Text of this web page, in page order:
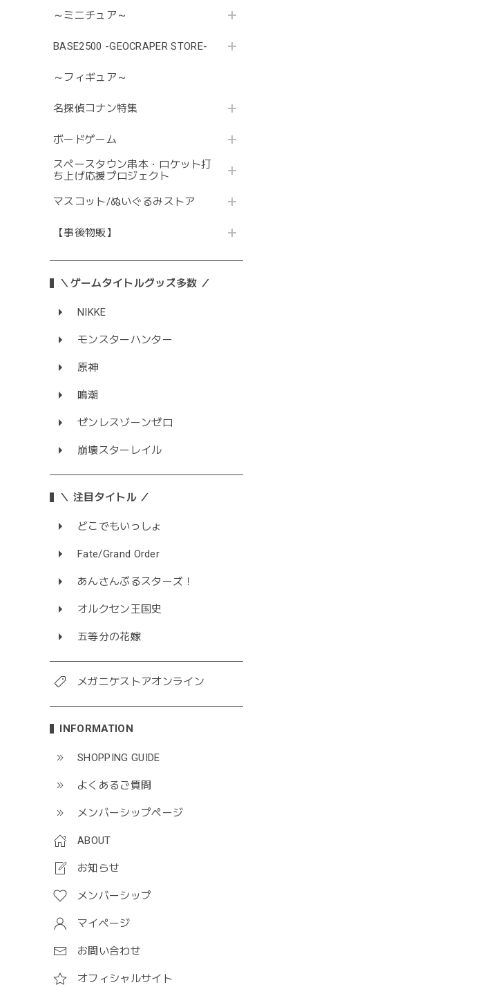
～ミニチュア～
BASE2500 -GEOCRAPER STORE-
～フィギュア～
名探偵コナン特集
ボードゲーム
スペースタウン串本・ロケット打
ち上げ応援プロジェクト
マスコット/ぬいぐるみストア
【事後物販】
＼ゲームタイトルグッズ多数 ／
NIKKE
モンスターハンター
原神
鳴潮
ゼンレスゾーンゼロ
崩壊スターレイル
＼ 注目タイトル ／
どこでもいっしょ
Fate/Grand Order
あんさんぶるスターズ！
オルクセン王国史
五等分の花嫁
メガニケストアオンライン
INFORMATION
SHOPPING GUIDE
よくあるご質問
メンバーシップページ
ABOUT
お知らせ
メンバーシップ
マイページ
お問い合わせ
オフィシャルサイト